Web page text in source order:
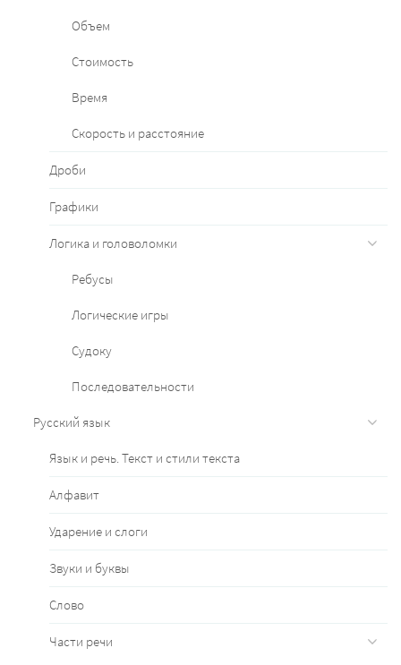
Объем
Стоимость
Время
Скорость и расстояние
Дроби
Графики
Логика и головоломки
Ребусы
Логические игры
Судоку
Последовательности
Русский язык
Язык и речь. Текст и стили текста
Алфавит
Ударение и слоги
Звуки и буквы
Слово
Части речи